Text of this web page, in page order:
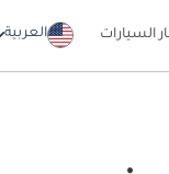
السيارات العربية